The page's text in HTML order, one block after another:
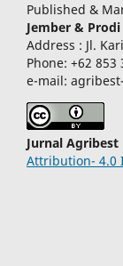
Published &
Jember &
Address : Jl.
Phone: +62 853
e-mail:
Jurnal Agribest
Attribution- 4.0